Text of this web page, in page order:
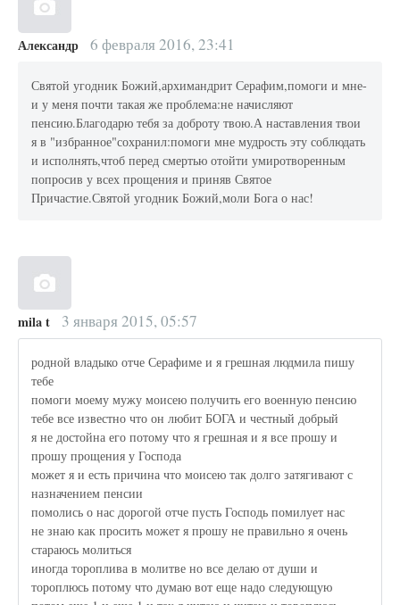
Александр 6 февраля 2016, 23:41
Святой угодник Божий,архимандрит Серафим,помоги и мне-
и у меня почти такая же проблема:не начисляют
пенсию.Благодарю тебя за доброту твою.А наставления твои
я в "избранное"сохранил:помоги мне мудрость эту соблюдать
и исполнять,чтоб перед смертью отойти умиротворенным
попросив у всех прощения и приняв Святое
Причастие.Святой угодник Божий,моли Бога о нас!
mila t 3 января 2015, 05:57
родной владыко отче Серафиме и я грешная людмила пишу
тебе
помоги моему мужу моисею получить его военную пенсию
тебе все известно что он любит БОГА и честный добрый
я не достойна его потому что я грешная и я все прошу и
прошу прощения у Господа
может я и есть причина что моисею так долго затягивают с
назначением пенсии
помолись о нас дорогой отче пусть Господь помилует нас
не знаю как просить может я прошу не правильно я очень
стараюсь молиться
иногда тороплива в молитве но все делаю от души и
тороплюсь потому что думаю вот еще надо следующую